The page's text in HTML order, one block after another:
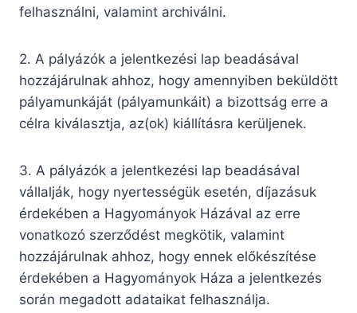
felhasználni, valamint archiválni.
2. A pályázók a jelentkezési lap beadásával
hozzájárulnak ahhoz, hogy amennyiben beküldött
pályamunkáját (pályamunkáit) a bizottság erre a
célra kiválasztja, az(ok) kiállításra kerüljenek.
3. A pályázók a jelentkezési lap beadásával
vállalják, hogy nyertességük esetén, díjazásuk
érdekében a Hagyományok Házával az erre
vonatkozó szerződést megkötik, valamint
hozzájárulnak ahhoz, hogy ennek előkészítése
érdekében a Hagyományok Háza a jelentkezés
során megadott adataikat felhasználja.